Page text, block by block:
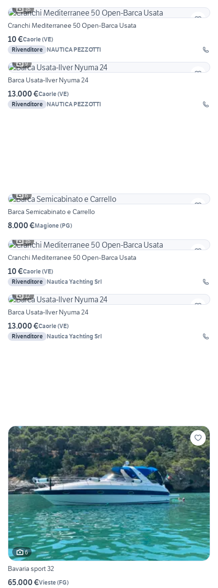
16
Cranchi Mediterranee 50 Open-Barca Usata
10 €Caorle(VE)
Rivenditore NAUTICA PEZZOTTI
9
Barca Usata-Ilver Nyuma 24
13.000 €Caorle(VE)
Rivenditore NAUTICA PEZZOTTI
6
Barca Semicabinato e Carrello
8.000 €Magione(PG)
16
Cranchi Mediterranee 50 Open-Barca Usata
10 €Caorle(VE)
Rivenditore Nautica Yachting Srl
12
Barca Usata-Ilver Nyuma 24
13.000 €Caorle(VE)
Rivenditore Nautica Yachting Srl
6
Bavaria sport 32
65.000 €Vieste(FG)